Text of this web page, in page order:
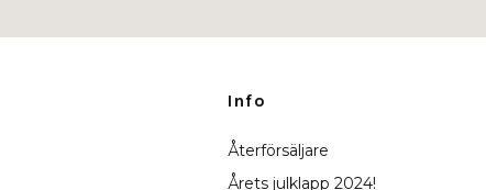
Info
Återförsäljare
Årets julklapp 2024!